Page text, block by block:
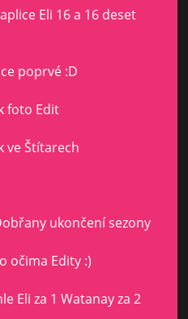
Eli 16 a 16 deset
poprvé :D
foto Edit
ve Štítarech
ukončení sezony
očima Edity :)
Eli za 1 Watanay za 2